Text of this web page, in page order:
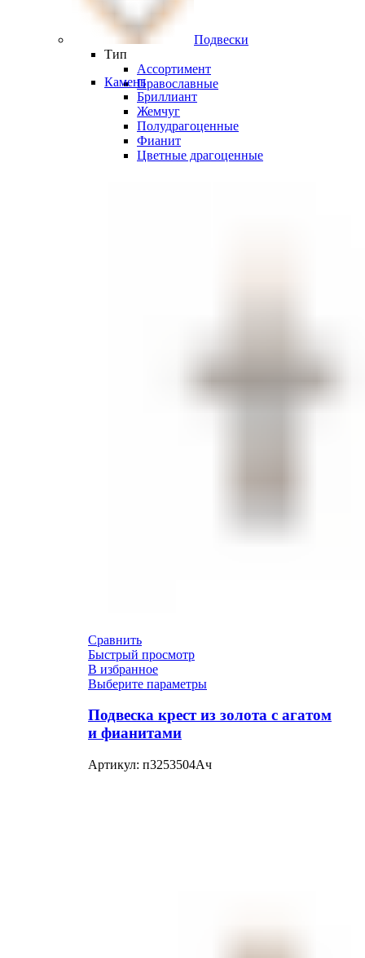
Подвески
Тип
Ассортимент
Православные
Камень
Бриллиант
Жемчуг
Полудрагоценные
Фианит
Цветные драгоценные
Сравнить
Быстрый просмотр
В избранное
Выберите параметры
Подвеска крест из золота с агатом
и фианитами
Артикул: п3253504Ач